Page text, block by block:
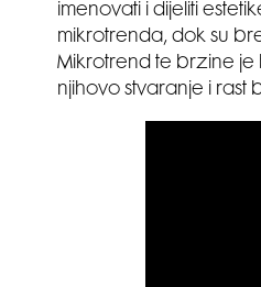
imenovati i dijeliti
mikrotrenda, dok su
Mikrotrend te brzine je
njihovo stvaranje i rast